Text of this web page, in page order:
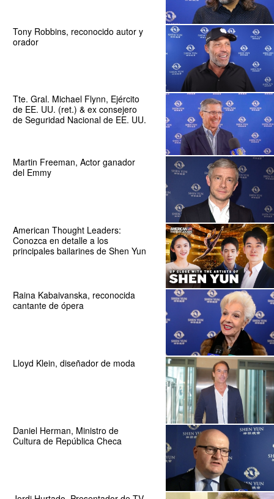
Tony Robbins, reconocido autor y
orador
Tte. Gral. Michael Flynn, Ejército
de EE. UU. (ret.) & ex consejero
de Seguridad Nacional de EE. UU.
Martin Freeman, Actor ganador
del Emmy
American Thought Leaders:
Conozca en detalle a los
principales bailarines de Shen Yun
Raina Kabaivanska, reconocida
cantante de ópera
Lloyd Klein, diseñador de moda
Daniel Herman, Ministro de
Cultura de República Checa